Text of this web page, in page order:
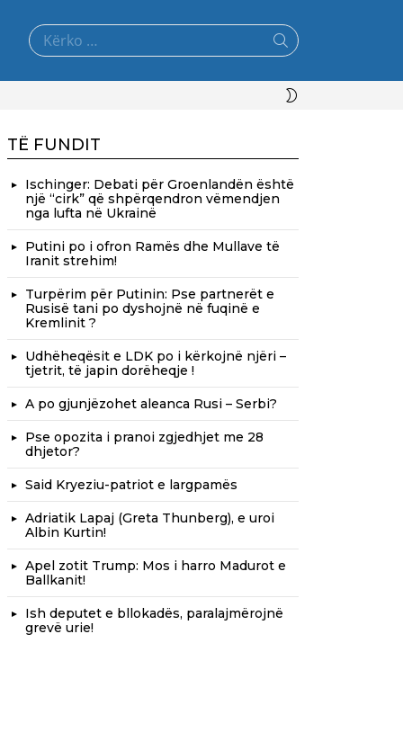
Search
for:
TË FUNDIT
Ischinger: Debati për Groenlandën është
një “cirk” që shpërqendron vëmendjen
nga lufta në Ukrainë
Putini po i ofron Ramës dhe Mullave të
Iranit strehim!
Turpërim për Putinin: Pse partnerët e
Rusisë tani po dyshojnë në fuqinë e
Kremlinit ?
Udhëheqësit e LDK po i kërkojnë njëri –
tjetrit, të japin dorëheqje !
A po gjunjëzohet aleanca Rusi – Serbi?
Pse opozita i pranoi zgjedhjet me 28
dhjetor?
Said Kryeziu-patriot e largpamës
Adriatik Lapaj (Greta Thunberg), e uroi
Albin Kurtin!
Apel zotit Trump: Mos i harro Madurot e
Ballkanit!
Ish deputet e bllokadës, paralajmërojnë
grevë urie!